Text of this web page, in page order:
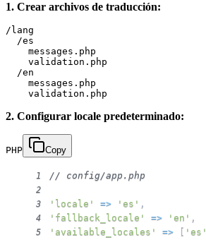
1. Crear archivos de traducción:
/lang
  /es
    messages.php
    validation.php
  /en
    messages.php
2. Configurar locale predeterminado:
PHP Copy
1 // config/app.php
2
3
'locale' => 'es' ,
4 'fallback_locale' => 'en' ,
5 'available_locales' => [ 'es'